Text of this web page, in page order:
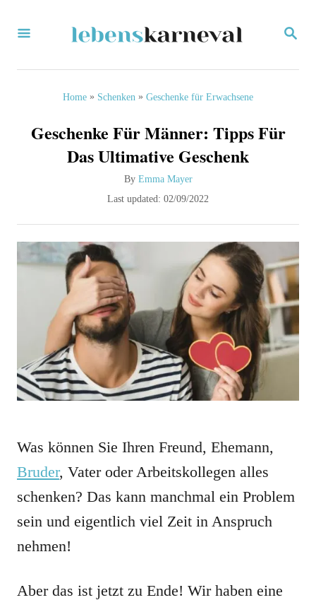
S
Home » Schenken » Geschenke für Erwachsene
Geschenke Für Männer: Tipps Für
Das Ultimative Geschenk
By A
u
h
o
Emma Mayer
P
t
e
d
o
n
Last updated: 02/09/2022
Was können Sie Ihren Freund, Ehemann,
Bruder, Vater oder Arbeitskollegen alles
schenken? Das kann manchmal ein Problem
sein und eigentlich viel Zeit in Anspruch
nehmen!
Aber das ist jetzt zu Ende! Wir haben eine